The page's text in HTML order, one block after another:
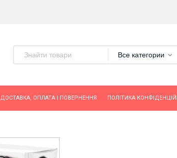
Все категории
ДОСТАВКА, ОПЛАТА І ПОВЕРНЕННЯ ПОЛІТИКА